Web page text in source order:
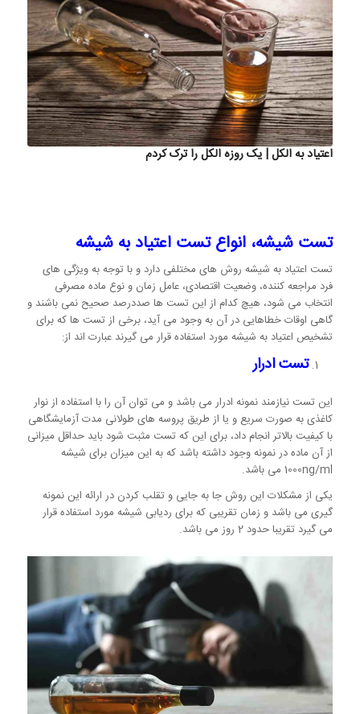
اعتیاد به الکل | یک روزه الکل را ترک کردم
تست شیشه، انواع تست اعتیاد به شیشه
تست اعتیاد به شیشه روش های مختلفی دارد و با توجه به ویژگی های
فرد مراجعه کننده، وضعیت اقتصادی، عامل زمان و نوع ماده مصرفی
انتخاب می شود، هیچ کدام از این تست ها صددرصد صحیح نمی باشند و
گاهی اوقات خطاهایی در آن به وجود می آید، برخی از تست ها که برای
تشخیص اعتیاد به شیشه مورد استفاده قرار می گیرند عبارت اند از:
تست ادرار
این تست نیازمند نمونه ادرار می باشد و می توان آن را با استفاده از نوار
کاغذی به صورت سریع و یا از طریق پروسه های طولانی مدت آزمایشگاهی
با کیفیت بالاتر انجام داد، برای این که تست مثبت شود باید حداقل میزانی
از آن ماده در نمونه وجود داشته باشد که به این میزان برای شیشه
1000ng/ml می باشد.
یکی از مشکلات این روش جا به جایی و تقلب کردن در ارائه این نمونه
گیری می باشد و زمان تقریبی که برای ردیابی شیشه مورد استفاده قرار
می گیرد تقریبا حدود 2 روز می باشد.